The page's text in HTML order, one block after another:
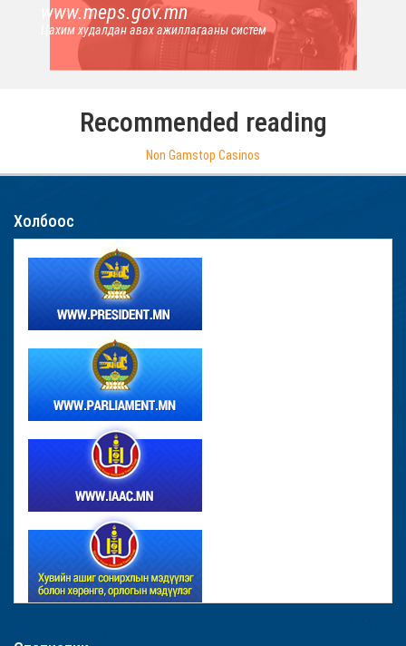
www.meps.gov.mn
Цахим худалдан авах ажиллагааны систем
Recommended reading
Non Gamstop Casinos
Холбоос